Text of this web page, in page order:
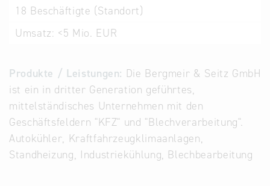
Alternative
Datenbanken
aus
Österreich
und der
Slowakei
18 Beschäftigte (Standort)
Umsatz: <5 Mio. EUR
Produkte / Leistungen: Die Bergmeir & Seitz GmbH
ist ein in dritter Generation geführtes,
mittelständisches Unternehmen mit den
Geschäftsfeldern "KFZ" und "Blechverarbeitung".
Autokühler, Kraftfahrzeugklimaanlagen,
Standheizung, Industriekühlung, Blechbearbeitung